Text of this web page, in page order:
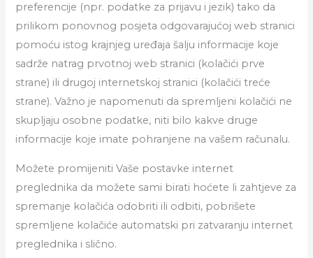
preferencije (npr. podatke za prijavu i jezik) tako da
prilikom ponovnog posjeta odgovarajućoj web stranici
pomoću istog krajnjeg uređaja šalju informacije koje
sadrže natrag prvotnoj web stranici (kolačići prve
strane) ili drugoj internetskoj stranici (kolačići treće
strane). Važno je napomenuti da spremljeni kolačići ne
skupljaju osobne podatke, niti bilo kakve druge
informacije koje imate pohranjene na vašem računalu.
Možete promijeniti Vaše postavke internet
preglednika da možete sami birati hoćete li zahtjeve za
spremanje kolačića odobriti ili odbiti, pobrišete
spremljene kolačiće automatski pri zatvaranju internet
preglednika i slično.